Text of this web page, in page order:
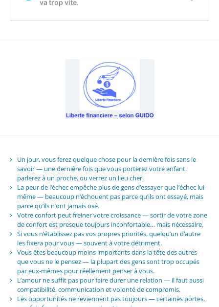
Un jour, vous ferez quelque chose pour la dernière fois sans le
savoir — une dernière fois que vous porterez votre enfant,
parlerez à un proche, ou verrez un lieu cher.
La peur de l’échec empêche plus de gens d’essayer que l’échec lui-
même — beaucoup n’échouent pas parce qu’ils ont essayé, mais
parce qu’ils n’ont jamais osé.
Votre confort peut freiner votre croissance — sortir de votre zone
de confort est presque toujours inconfortable… mais nécessaire.
Si vous n’établissez pas vos propres priorités, quelqu’un d’autre
les fixera pour vous — souvent à votre détriment.
Vous êtes beaucoup moins importants dans la tête des autres
que vous ne le pensez — la plupart des gens sont trop occupés
par eux-mêmes pour réellement penser à vous.
L’amour ne suffit pas pour faire durer une relation — il faut aussi
compatibilité, communication et volonté de compromis.
Les opportunités ne reviennent pas toujours — certaines portes,